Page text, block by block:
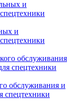
и
обслуживания и
спецтехники